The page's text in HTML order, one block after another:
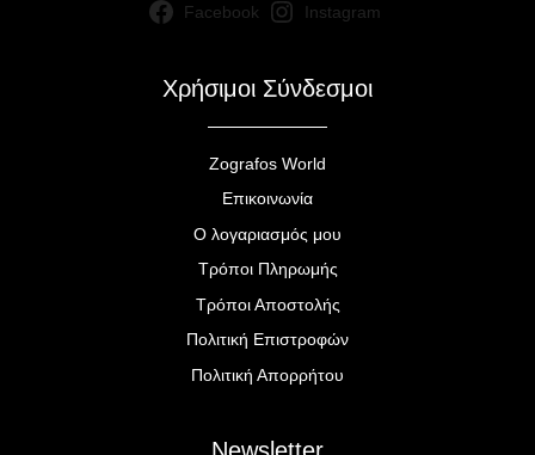
Facebook Instagram
Χρήσιμοι Σύνδεσμοι
Zografos World
Επικοινωνία
Ο λογαριασμός μου
Τρόποι Πληρωμής
Τρόποι Αποστολής
Πολιτική Επιστροφών
Πολιτική Απορρήτου